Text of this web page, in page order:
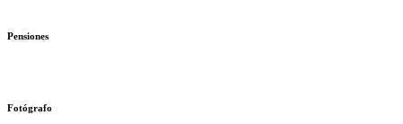
Pensiones
Fotógrafo